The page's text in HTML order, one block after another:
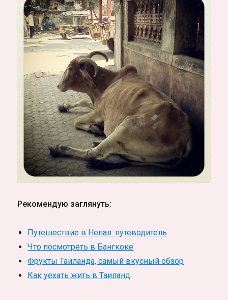
Рекомендую заглянуть:
Путешествие в Непал: путеводитель
Что посмотреть в Бангкоке
Фрукты Таиланда, самый вкусный обзор
Как уехать жить в Таиланд